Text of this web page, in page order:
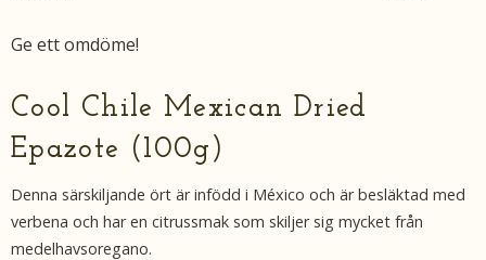
Ge ett omdöme!
Cool Chile Mexican Dried
Epazote (100g)
Denna särskiljande ört är infödd i México och är besläktad med
verbena och har en citrussmak som skiljer sig mycket från
medelhavsoregano.